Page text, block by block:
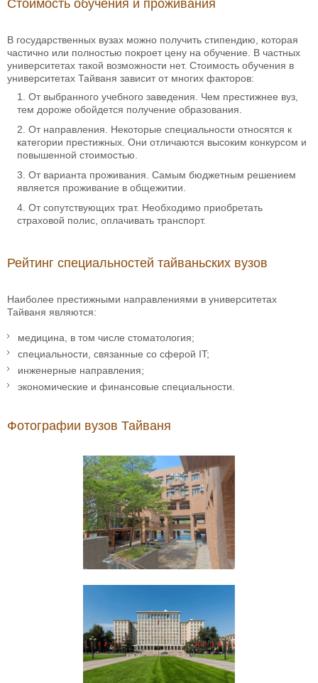
Стоимость обучения и проживания
В государственных вузах можно получить стипендию, которая
частично или полностью покроет цену на обучение. В частных
университетах такой возможности нет. Стоимость обучения в
университетах Тайваня зависит от многих факторов:
От выбранного учебного заведения. Чем престижнее вуз,
тем дороже обойдется получение образования.
От направления. Некоторые специальности относятся к
категории престижных. Они отличаются высоким конкурсом и
повышенной стоимостью.
От варианта проживания. Самым бюджетным решением
является проживание в общежитии.
От сопутствующих трат. Необходимо приобретать
страховой полис, оплачивать транспорт.
Рейтинг специальностей тайваньских вузов
Наиболее престижными направлениями в университетах
Тайваня являются:
медицина, в том числе стоматология;
специальности, связанные со сферой IT;
инженерные направления;
экономические и финансовые специальности.
Фотографии вузов Тайваня